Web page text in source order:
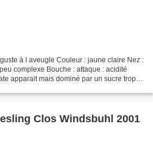
à l aveugle Couleur : jaune claire Nez :
complexe Bouche : attaque : acidité
apparait mais dominé par un sucre trop
Clos Windsbuhl 2001